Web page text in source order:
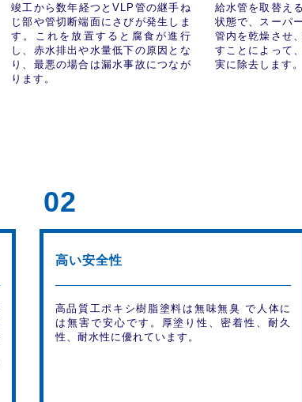
竣工から数年経つとVLP管の継手ね
じ部や管切断端面にさびが発生しま
す。これを放置すると腐食が進行
し、赤水排出や水量低下の原因とな
り、最悪の場合は漏水事故につなが
ります。
給水管を取替え
状態で、スーパ
管内を乾燥させ
すことによって
実に除去します。
02
高い安全性
高品質工ポキシ樹脂塗料は無味無臭 で人体に
は無害で安心です。厚塗り性、密着性、耐久
性、耐水性に優れています。